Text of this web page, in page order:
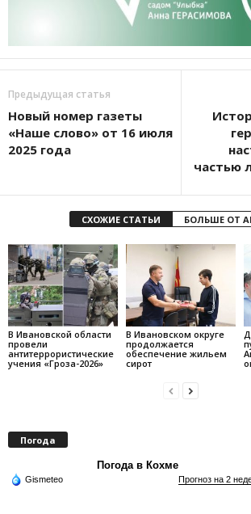
Предыдущая статья
Новый номер газеты
«Наше слово» от 16 июля
2025 года
частью
СХОЖИЕ СТАТЬИ БОЛЬШЕ ОТ
В Ивановской области
провели
антитеррористические
учения «Гроза-2026»
В Ивановском округе
продолжается
обеспечение жильем
сирот
Погода
Погода в Кохме
Gismeteo Прогноз на 2